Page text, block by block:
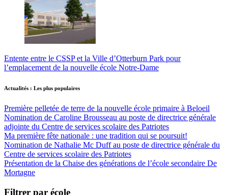
Entente entre le CSSP et la Ville d’Otterburn Park pour
l’emplacement de la nouvelle école Notre-Dame
Actualités : Les plus populaires
Première pelletée de terre de la nouvelle école primaire à Beloeil
Nomination de Caroline Brousseau au poste de directrice générale
adjointe du Centre de services scolaire des Patriotes
Ma première fête nationale : une tradition qui se poursuit!
Nomination de Nathalie Mc Duff au poste de directrice générale du
Centre de services scolaire des Patriotes
Présentation de la Chaise des générations de l’école secondaire De
Mortagne
Filtrer par école